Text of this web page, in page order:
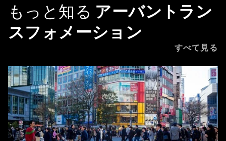
もっと知る アーバントラン
スフォメーション
すべて見る